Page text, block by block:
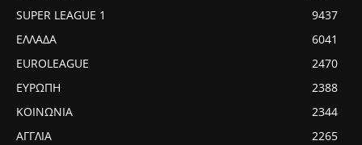
SUPER LEAGUE 1
9437
ΕΛΛΑΔΑ
6041
EUROLEAGUE
2470
ΕΥΡΩΠΗ
2388
ΚΟΙΝΩΝΙΑ
2344
ΑΓΓΛΙΑ
2265